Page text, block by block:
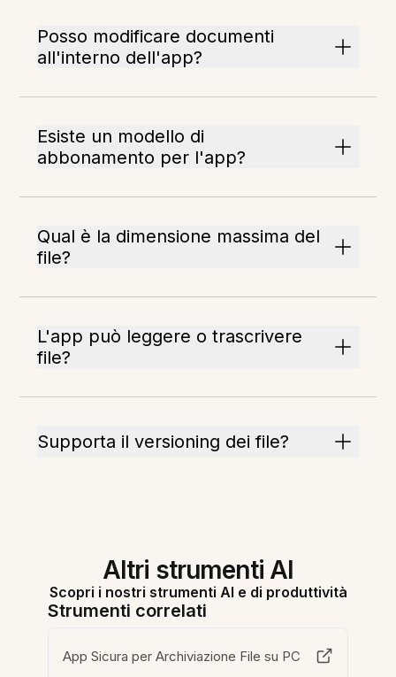
Posso modificare documenti
all'interno dell'app?
Esiste un modello di
abbonamento per l'app?
Qual è la dimensione massima del
file?
L'app può leggere o trascrivere
file?
Supporta il versioning dei file?
Altri strumenti AI
Scopri i nostri strumenti AI e di produttività
Strumenti correlati
App Sicura per Archiviazione File su PC